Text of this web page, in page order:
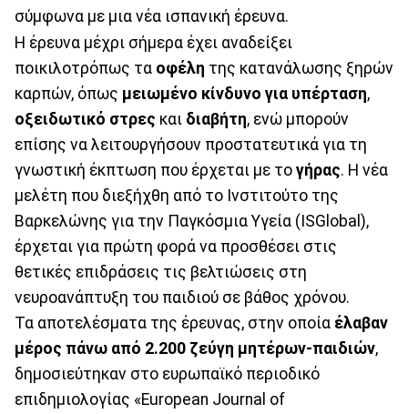
σύμφωνα με μια νέα ισπανική έρευνα.
Η έρευνα μέχρι σήμερα έχει αναδείξει
ποικιλοτρόπως τα οφέλη της κατανάλωσης ξηρών
καρπών, όπως μειωμένο κίνδυνο για υπέρταση,
οξειδωτικό στρες και διαβήτη, ενώ μπορούν
επίσης να λειτουργήσουν προστατευτικά για τη
γνωστική έκπτωση που έρχεται με το γήρας. Η νέα
μελέτη που διεξήχθη από το Ινστιτούτο της
Βαρκελώνης για την Παγκόσμια Υγεία (ISGlobal),
έρχεται για πρώτη φορά να προσθέσει στις
θετικές επιδράσεις τις βελτιώσεις στη
νευροανάπτυξη του παιδιού σε βάθος χρόνου.
Τα αποτελέσματα της έρευνας, στην οποία έλαβαν
μέρος πάνω από 2.200 ζεύγη μητέρων-παιδιών,
δημοσιεύτηκαν στο ευρωπαϊκό περιοδικό
επιδημιολογίας «European Journal of